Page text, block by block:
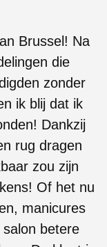
Brussel! Na
die
zonder
ik blij dat ik
Dankzij
rug dragen
zou zijn
Of het nu
manicures
betere